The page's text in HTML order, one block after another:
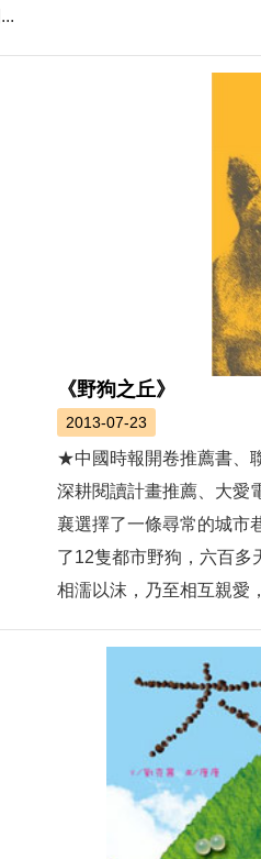
《野狗之丘》
2013-07-23
★中國時報開卷推薦書、
深耕閱讀計畫推薦、大愛
襄選擇了一條尋常的城市
了12隻都市野狗，六百多
相濡以沫，乃至相互親愛